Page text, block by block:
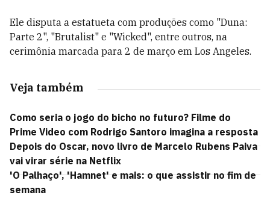
Ele disputa a estatueta com produções como "Duna:
Parte 2", "Brutalist" e "Wicked", entre outros, na
cerimônia marcada para 2 de março em Los Angeles.
Veja também
Como seria o jogo do bicho no futuro? Filme do
Prime Video com Rodrigo Santoro imagina a resposta
Depois do Oscar, novo livro de Marcelo Rubens Paiva
vai virar série na Netflix
'O Palhaço', 'Hamnet' e mais: o que assistir no fim de
semana